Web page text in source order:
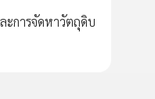
ะการจัดหาวัตถุดิบ